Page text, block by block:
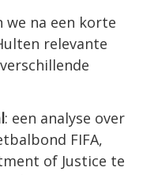
na een korte
relevante
: een analyse over
FIFA,
of Justice te